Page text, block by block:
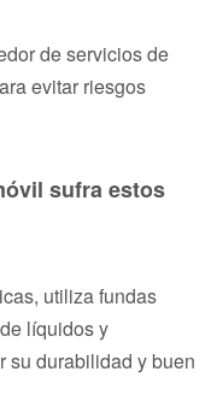
de servicios de
evitar riesgos
sufra estos
utiliza fundas
líquidos y
su durabilidad y buen